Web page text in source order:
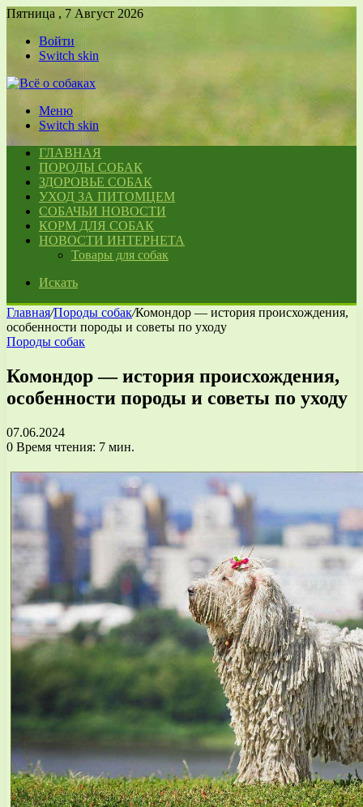
Пятница , 7 Август 2026
Войти
Switch skin
Меню
Switch skin
ГЛАВНАЯ
ПОРОДЫ СОБАК
ЗДОРОВЬЕ СОБАК
УХОД ЗА ПИТОМЦЕМ
СОБАЧЬИ НОВОСТИ
КОРМ ДЛЯ СОБАК
НОВОСТИ ИНТЕРНЕТА
Товары для собак
Искать
Главная/Породы собак/Комондор — история происхождения,
особенности породы и советы по уходу
Породы собак
Комондор — история происхождения,
особенности породы и советы по уходу
07.06.2024
0 Время чтения: 7 мин.